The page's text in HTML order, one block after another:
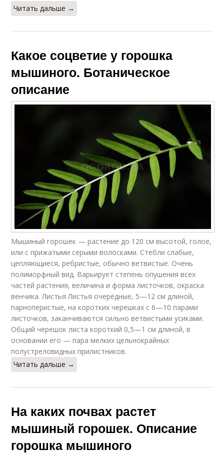
Читать дальше →
Какое соцветие у горошка
мышиного. Ботаническое
описание
Мышиный горошек — растение до 120 см высотой, голое,
или с прижатыми серыми волосками. Стебли слабые,
цепляющиеся, ребристые, обычно ветвистые. Очень
полиморфный вид. Варьирует степень опушения всех
частей растения, величина и форма листочков, окраска
венчика. Листья Листья очерёдные, 5—12 см длиной,
парноперистые, на коротких черешках с 6—10 парами
листочков, заканчиваются сильно ветвистыми усиками.
Общий черешок листа короткий 0,5—1 см длиной, в
основании его — пара мелких цельнокрайных
полустреловидных прилистников.
Читать дальше →
На каких почвах растет
мышиный горошек. Описание
горошка мышиного